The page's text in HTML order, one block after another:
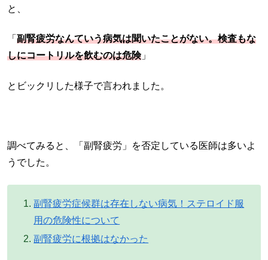
と、
「 副腎疲労なんていう病気は聞いたことがない。検査もな
しにコートリルを飲むのは危険」
とビックリした様子で言われました。
調べてみると、「副腎疲労」を否定している医師は多いよ
うでした。
副腎疲労症候群は存在しない病気！ステロイド服
用の危険性について
副腎疲労に根拠はなかった